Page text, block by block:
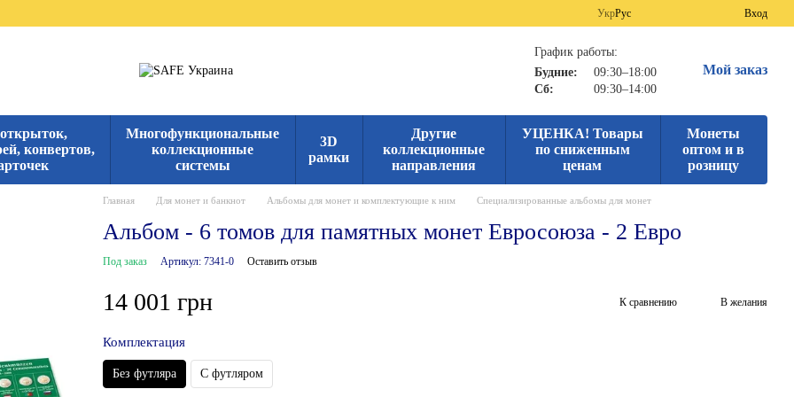
УкрРус Вход
График работы:
Будние:
09:30–18:00
Сб:
09:30–14:00
Мой заказ
конвертов,
Многофункциональные
коллекционные
системы
3D
рамки
Другие
коллекционные
направления
УЦЕНКА! Товары
по сниженным
ценам
Монеты
оптом и в
розницу
Главная Для монет и банкнот Альбомы для монет и комплектующие к ним Специализированные альбомы для монет
Альбом - 6 томов для памятных монет Евросоюза - 2 Евро
Под заказ Артикул: 7341-0 Оставить отзыв
14 001 грн К сравнению В желания
Комплектация
Без футляра С футляром